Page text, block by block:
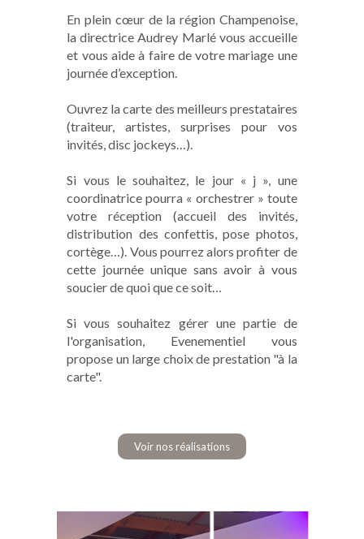
En plein cœur de la région Champenoise,
la directrice Audrey Marlé vous accueille
et vous aide à faire de votre mariage une
journée d’exception.
Ouvrez la carte des meilleurs prestataires
(traiteur, artistes, surprises pour vos
invités, disc jockeys…).
Si vous le souhaitez, le jour « j », une
coordinatrice pourra « orchestrer » toute
votre réception (accueil des invités,
distribution des confettis, pose photos,
cortège…). Vous pourrez alors profiter de
cette journée unique sans avoir à vous
soucier de quoi que ce soit…
Si vous souhaitez gérer une partie de
l'organisation, Evenementiel vous
propose un large choix de prestation "à la
carte".
Voir nos réalisations